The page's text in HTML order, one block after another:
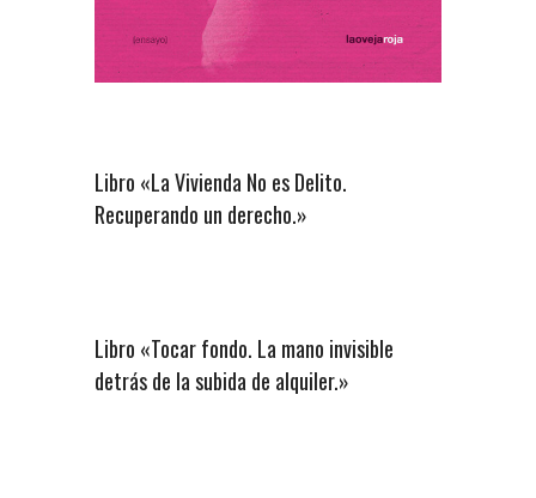
Libro «La Vivienda No es Delito.
Recuperando un derecho.»
Libro «Tocar fondo. La mano invisible
detrás de la subida de alquiler.»